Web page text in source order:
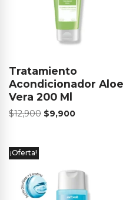
Tratamiento
Acondicionador Aloe
Vera 200 Ml
$12,900 $9,900
¡Oferta!